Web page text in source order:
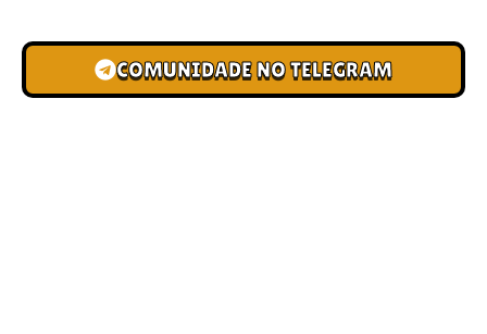
COMUNIDADE NO TELEGRAM